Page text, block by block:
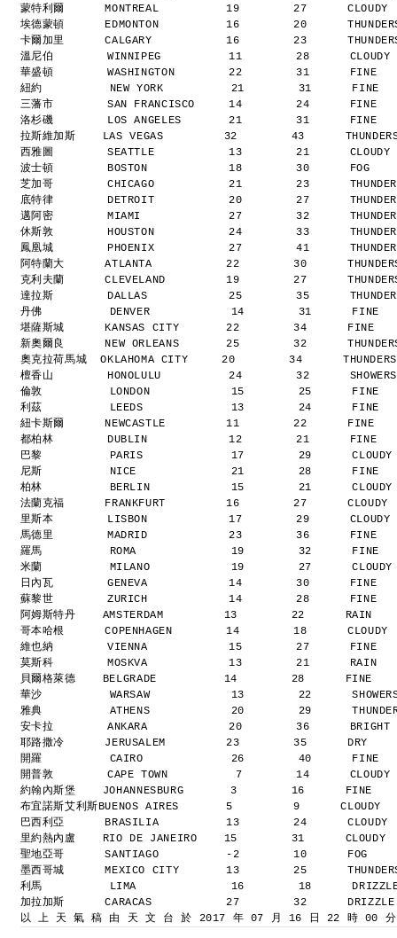
蒙特利爾      MONTREAL          19        27
埃德蒙頓      EDMONTON          16        20
卡爾加里      CALGARY           16        23
溫尼伯        WINNIPEG          11        28
華盛頓        WASHINGTON        22        31      FINE
紐約          NEW YORK          21        31      FINE
三藩市        SAN FRANCISCO     14        24      FINE
洛杉磯        LOS ANGELES       21        31      FINE
拉斯維加斯    LAS VEGAS         32        43
西雅圖        SEATTLE           13        21
波士頓        BOSTON            18        30      FOG
芝加哥        CHICAGO           21        23
底特律        DETROIT           20        27
邁阿密        MIAMI             27        32
休斯敦        HOUSTON           24        33
鳳凰城        PHOENIX           27        41
阿特蘭大      ATLANTA           22        30
克利夫蘭      CLEVELAND         19        27
達拉斯        DALLAS            25        35
丹佛          DENVER            14        31      FINE
堪薩斯城      KANSAS CITY       22        34      FINE
新奧爾良      NEW ORLEANS       25        32
奧克拉荷馬城  OKLAHOMA CITY     20        34
檀香山        HONOLULU          24        32
倫敦          LONDON            15        25      FINE
利茲          LEEDS             13        24      FINE
紐卡斯爾      NEWCASTLE         11        22      FINE
都柏林        DUBLIN            12        21      FINE
巴黎          PARIS             17        29
尼斯          NICE              21        28      FINE
柏林          BERLIN            15        21
法蘭克福      FRANKFURT         16        27
里斯本        LISBON            17        29
馬德里        MADRID            23        36      FINE
羅馬          ROMA              19        32      FINE
米蘭          MILANO            19        27
日內瓦        GENEVA            14        30      FINE
蘇黎世        ZURICH            14        28      FINE
阿姆斯特丹    AMSTERDAM         13        22      RAIN
哥本哈根      COPENHAGEN        14        18
維也納        VIENNA            15        27      FINE
莫斯科        MOSKVA            13        21      RAIN
貝爾格萊德    BELGRADE          14        28      FINE
華沙          WARSAW            13        22
雅典          ATHENS            20        29
安卡拉        ANKARA            20        36
耶路撒冷      JERUSALEM         23        35      DRY
開羅          CAIRO             26        40      FINE
開普敦        CAPE TOWN          7        14
約翰內斯堡    JOHANNESBURG       3        16      FINE
布宜諾斯艾利斯BUENOS AIRES       5         9
巴西利亞      BRASILIA          13        24
里約熱內盧    RIO DE JANEIRO    15        31
聖地亞哥      SANTIAGO          -2        10      FOG
墨西哥城      MEXICO CITY       13        25
利馬          LIMA              16        18      DRIZZLE
加拉加斯      CARACAS           27        32
以 上 天 氣 稿 由 天 文 台 於 2017 年 07 月 16 日 22 時 00